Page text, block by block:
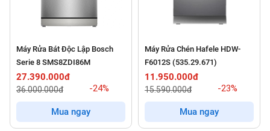
Máy Rửa Bát Độc Lập Bosch
Serie 8 SMS8ZDI86M
27.390.000đ
36.000.000đ -24%
Mua ngay
Máy Rửa Chén Hafele HDW-
F6012S (535.29.671)
11.950.000đ
15.590.000đ -23%
Mua ngay